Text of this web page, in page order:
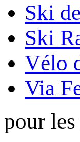
Ski
Ski
Vélo
Via
pour